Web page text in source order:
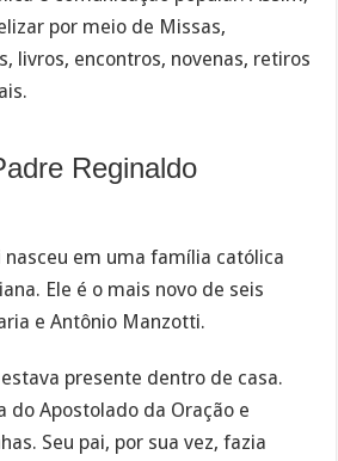
por meio de Missas,
livros, encontros, novenas, retiros
Reginaldo
em uma família católica
Ele é o mais novo de seis
e Antônio Manzotti.
presente dentro de casa.
do Apostolado da Oração e
Seu pai, por sua vez, fazia